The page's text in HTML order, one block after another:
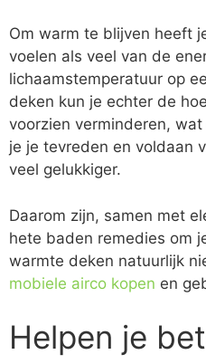
Om warm te blijven heeft
voelen als veel van de
lichaamstemperatuur op
deken kun je echter de
voorzien verminderen,
je je tevreden en voldaan
veel gelukkiger.
Daarom zijn, samen met
hete baden remedies om
warmte deken natuurlijk
mobiele airco kopen en
Helpen je